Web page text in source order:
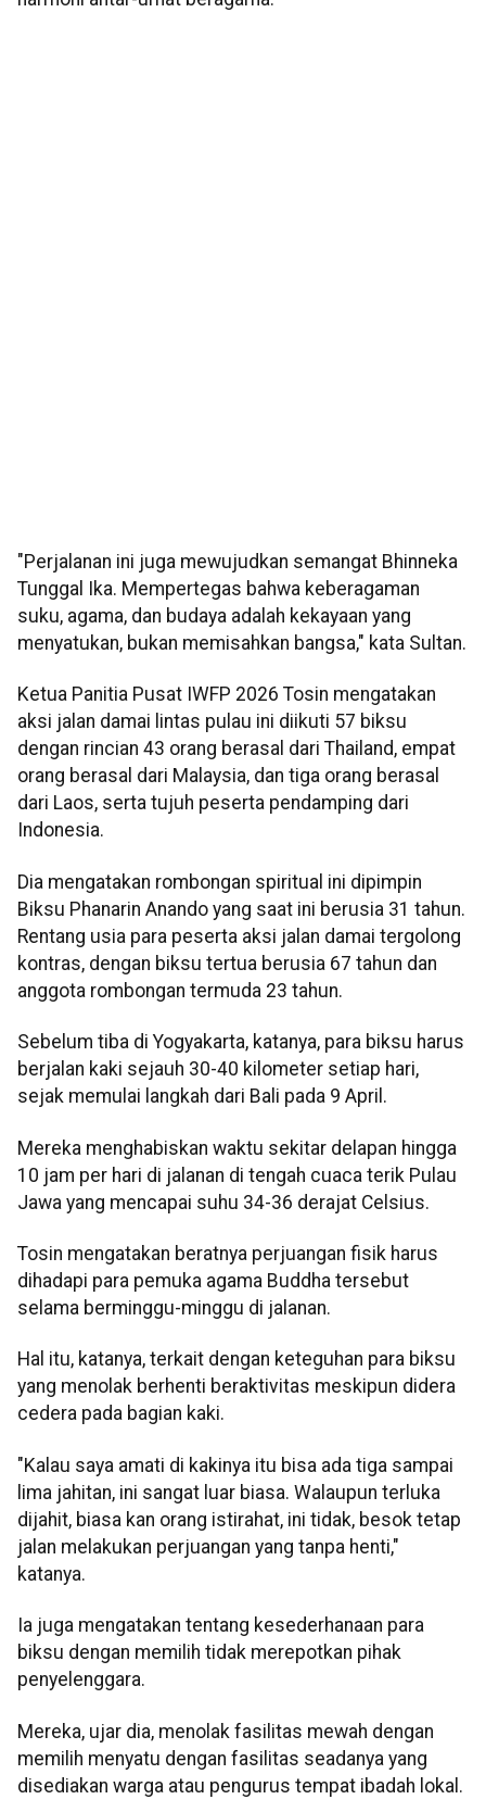
"Perjalanan ini juga mewujudkan semangat Bhinneka
Tunggal Ika. Mempertegas bahwa keberagaman
suku, agama, dan budaya adalah kekayaan yang
menyatukan, bukan memisahkan bangsa," kata Sultan.
Ketua Panitia Pusat IWFP 2026 Tosin mengatakan
aksi jalan damai lintas pulau ini diikuti 57 biksu
dengan rincian 43 orang berasal dari Thailand, empat
orang berasal dari Malaysia, dan tiga orang berasal
dari Laos, serta tujuh peserta pendamping dari
Indonesia.
Dia mengatakan rombongan spiritual ini dipimpin
Biksu Phanarin Anando yang saat ini berusia 31 tahun.
Rentang usia para peserta aksi jalan damai tergolong
kontras, dengan biksu tertua berusia 67 tahun dan
anggota rombongan termuda 23 tahun.
Sebelum tiba di Yogyakarta, katanya, para biksu harus
berjalan kaki sejauh 30-40 kilometer setiap hari,
sejak memulai langkah dari Bali pada 9 April.
Mereka menghabiskan waktu sekitar delapan hingga
10 jam per hari di jalanan di tengah cuaca terik Pulau
Jawa yang mencapai suhu 34-36 derajat Celsius.
Tosin mengatakan beratnya perjuangan fisik harus
dihadapi para pemuka agama Buddha tersebut
selama berminggu-minggu di jalanan.
Hal itu, katanya, terkait dengan keteguhan para biksu
yang menolak berhenti beraktivitas meskipun didera
cedera pada bagian kaki.
"Kalau saya amati di kakinya itu bisa ada tiga sampai
lima jahitan, ini sangat luar biasa. Walaupun terluka
dijahit, biasa kan orang istirahat, ini tidak, besok tetap
jalan melakukan perjuangan yang tanpa henti,"
katanya.
Ia juga mengatakan tentang kesederhanaan para
biksu dengan memilih tidak merepotkan pihak
penyelenggara.
Mereka, ujar dia, menolak fasilitas mewah dengan
memilih menyatu dengan fasilitas seadanya yang
disediakan warga atau pengurus tempat ibadah lokal.